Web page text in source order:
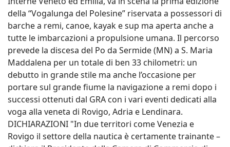
della “Vogalunga del Polesine” riservata a possessori di
barche a remi, canoe, kayak e sup ma aperta anche a
tutte le imbarcazioni a propulsione umana. Il percorso
prevede la discesa del Po da Sermide (MN) a S. Maria
Maddalena per un totale di ben 33 chilometri: un
debutto in grande stile ma anche l’occasione per
portare sul grande fiume la navigazione a remi dopo i
successi ottenuti dal GRA con i vari eventi dedicati alla
voga alla veneta di Rovigo, Adria e Lendinara.
DICHIARAZIONI "In due territori come Venezia e
Rovigo il settore della nautica è certamente trainante –